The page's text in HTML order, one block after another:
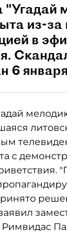
из-за
в
6
с
Римвидас